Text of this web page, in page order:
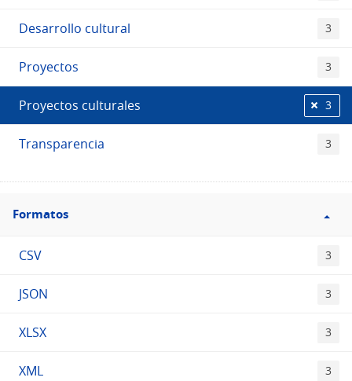
Desarrollo cultural 3
Proyectos 3
Proyectos culturales 3
Transparencia 3
Filtro
Formatos
Formatos
CSV 3
JSON 3
XLSX 3
XML 3